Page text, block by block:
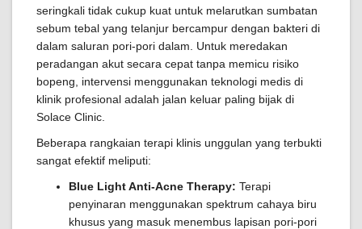
seringkali tidak cukup kuat untuk melarutkan sumbatan
sebum tebal yang telanjur bercampur dengan bakteri di
dalam saluran pori-pori dalam. Untuk meredakan
peradangan akut secara cepat tanpa memicu risiko
bopeng, intervensi menggunakan teknologi medis di
klinik profesional adalah jalan keluar paling bijak di
Solace Clinic.
Beberapa rangkaian terapi klinis unggulan yang terbukti
sangat efektif meliputi:
Blue Light Anti-Acne Therapy: Terapi
penyinaran menggunakan spektrum cahaya biru
khusus yang masuk menembus lapisan pori-pori